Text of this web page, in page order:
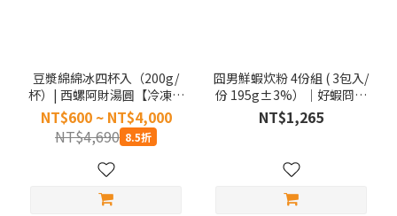
豆漿綿綿冰四杯入（200g/
杯）| 西螺阿財湯圓【冷凍宅
配】【產地直送含運組】
NT$600 ~ NT$4,000
NT$4,690 8.5折
囧男鮮蝦炊粉 4份組 ( 3包入/
份 195g±3%）｜好蝦冏男
社【永續挺農行動隊】【常
溫｜7-11店到店】【產地直
NT$1,265